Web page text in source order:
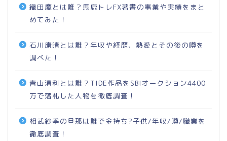
織田慶とは誰？馬鹿トレFX著書の事業や実績をまと
めてみた！
石川康晴とは誰？年収や経歴、熱愛とその後の噂を
調べた！
青山清利とは誰？TIDE作品をSBIオークション4400
万で落札した人物を徹底調査！
相武紗季の旦那は誰で金持ち?子供/年収/噂/職業を
徹底調査！